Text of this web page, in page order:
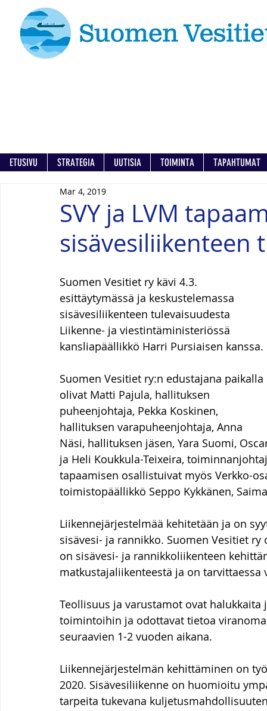
ETUSIVU STRATEGIA UUTISIA TOIMINTA TAPAHTUMAT
SVY ja LVM
sisävesiliikenteen
Mar 4, 2019
Suomen Vesitiet ry kävi 4.3.
esittäytymässä ja keskustelemassa
sisävesiliikenteen tulevaisuudesta
Liikenne- ja viestintäministeriössä
kansliapäällikkö Harri Pursiaisen kanssa.
Suomen Vesitiet ry:n edustajana paikalla
olivat Matti Pajula, hallituksen
puheenjohtaja, Pekka Koskinen,
hallituksen varapuheenjohtaja, Anna
Näsi, hallituksen jäsen, Yara Suomi,
ja Heli Koukkula-Teixeira,
tapaamisen osallistuivat myös Verkko-
toimistopäällikkö Seppo Kykkänen,
Liikennejärjestelmää kehitetään ja on
sisävesi- ja rannikko. Suomen Vesitiet
on sisävesi- ja rannikkoliikenteen
matkustajaliikenteestä ja on
Teollisuus ja varustamot ovat
toimintoihin ja odottavat tietoa
seuraavien 1-2 vuoden aikana.
Liikennejärjestelmän kehittäminen on
2020. Sisävesiliikenne on huomioitu
tarpeita tukevana